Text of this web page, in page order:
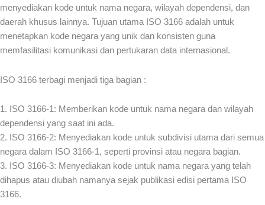
menyediakan kode untuk nama negara, wilayah dependensi, dan
daerah khusus lainnya. Tujuan utama ISO 3166 adalah untuk
menetapkan kode negara yang unik dan konsisten guna
memfasilitasi komunikasi dan pertukaran data internasional.
ISO 3166 terbagi menjadi tiga bagian :
1. ISO 3166-1: Memberikan kode untuk nama negara dan wilayah
dependensi yang saat ini ada.
2. ISO 3166-2: Menyediakan kode untuk subdivisi utama dari semua
negara dalam ISO 3166-1, seperti provinsi atau negara bagian.
3. ISO 3166-3: Menyediakan kode untuk nama negara yang telah
dihapus atau diubah namanya sejak publikasi edisi pertama ISO
3166.